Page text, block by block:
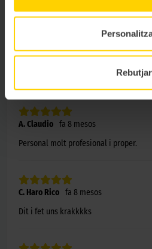
Rebutjar
profesional i molt educatGracies
A. Claudio fa 8 mesos
Personal molt profesional i proper.
C. Haro Rico fa 8 mesos
Dit i fet uns krakkkks